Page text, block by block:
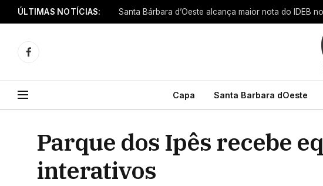
ÚLTIMAS NOTÍCIAS:
Facebook
Capa Santa Barbara dOeste
Parque dos Ipês recebe
interativos